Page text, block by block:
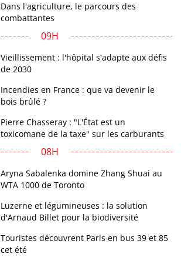
Dans l'agriculture, le parcours des
combattantes
09H
Vieillissement : l'hôpital s'adapte aux défis
de 2030
Incendies en France : que va devenir le
bois brûlé ?
Pierre Chasseray : "L'État est un
toxicomane de la taxe" sur les carburants
08H
Aryna Sabalenka domine Zhang Shuai au
WTA 1000 de Toronto
Luzerne et légumineuses : la solution
d'Arnaud Billet pour la biodiversité
Touristes découvrent Paris en bus 39 et 85
cet été